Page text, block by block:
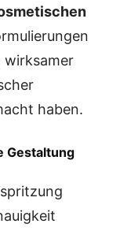
wirksamer
haben.
Gestaltung